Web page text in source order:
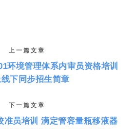
上一篇文章
环境管理体系内审员资格培训
下同步招生简章
下一篇文章
准员培训 滴定管容量瓶移液器